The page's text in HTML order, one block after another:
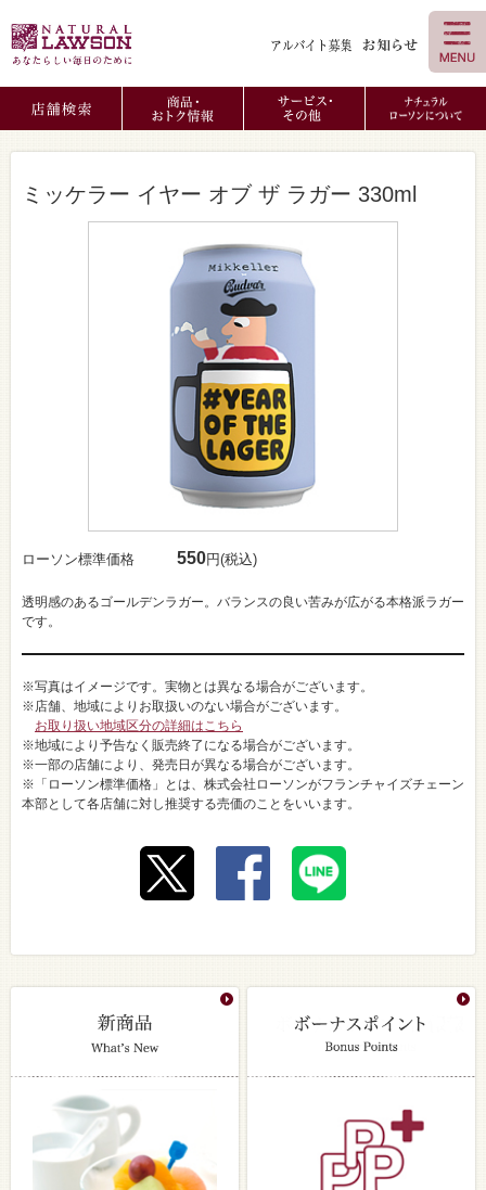
ミッケラー イヤー オブ ザ ラガー 330ml
ローソン標準価格 550円(税込)
透明感のあるゴールデンラガー。バランスの良い苦みが広がる本格派ラガー
です。
※写真はイメージです。実物とは異なる場合がございます。
※店舗、地域によりお取扱いのない場合がございます。
お取り扱い地域区分の詳細はこちら
※地域により予告なく販売終了になる場合がございます。
※一部の店舗により、発売日が異なる場合がございます。
※「ローソン標準価格」とは、株式会社ローソンがフランチャイズチェーン
本部として各店舗に対し推奨する売価のことをいいます。